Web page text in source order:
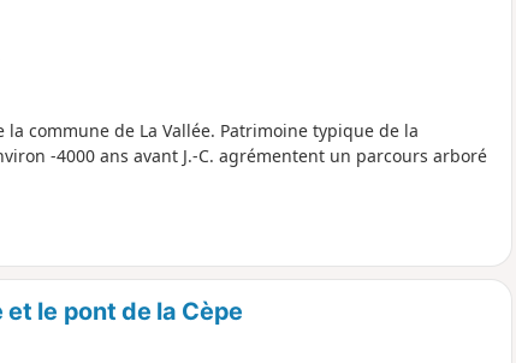
commune de La Vallée. Patrimoine typique de la
-4000 ans avant J.-C. agrémentent un parcours arboré
le pont de la Cèpe